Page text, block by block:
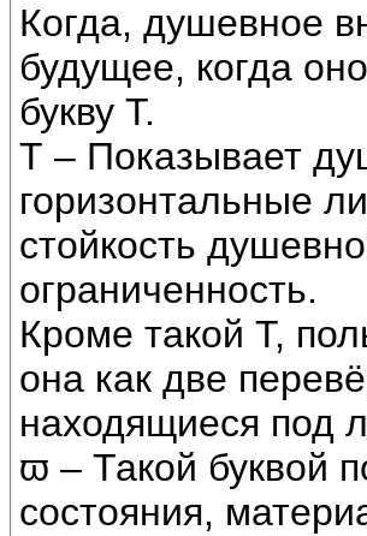
Когда, душевное
будущее, когда
букву Т.
Т – Показывает
горизонтальные
стойкость
ограниченность.
Кроме такой Т,
она как две
находящиеся под
ϖ – Такой буквой
состояния,